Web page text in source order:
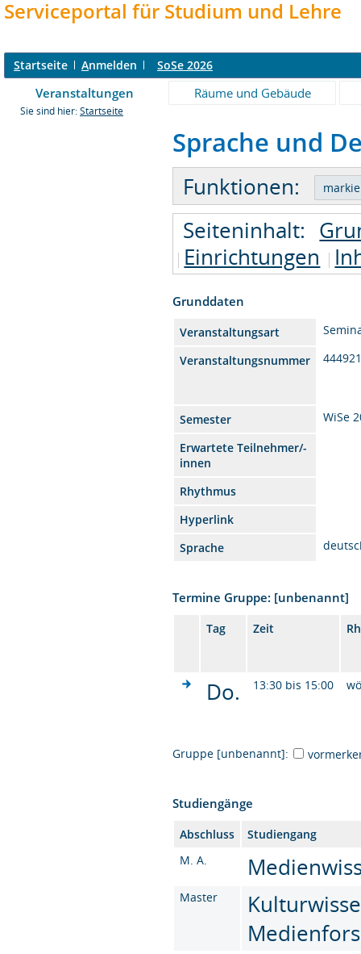
Serviceportal für Studium und Lehre
Startseite Anmelden SoSe 2026
Veranstaltungen Räume und Gebäude
Sie sind hier: Startseite
Sprache und
Funktionen:
Seiteninhalt:
Einrichtungen
Grunddaten
Veranstaltungsart
Veranstaltungsnummer
Semester
WiSe
Erwartete Teilnehmer/-
innen
Rhythmus
Hyperlink
Sprache
Termine Gruppe: [unbenannt]
Tag Zeit
Do. 13:30 bis 15:00
Gruppe [unbenannt]:
Studiengänge
Abschluss
Studiengang
M. A.
Master